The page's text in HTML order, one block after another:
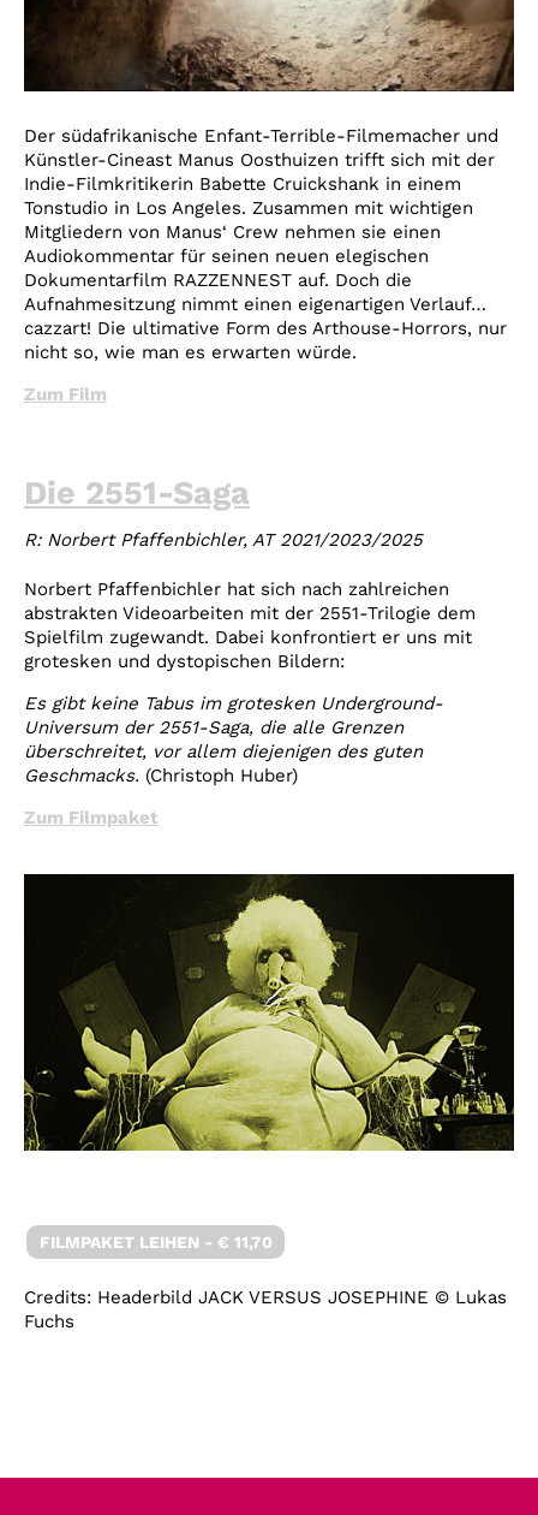
Der südafrikanische Enfant-Terrible-Filmemacher und
Künstler-Cineast Manus Oosthuizen trifft sich mit der
Indie-Filmkritikerin Babette Cruickshank in einem
Tonstudio in Los Angeles. Zusammen mit wichtigen
Mitgliedern von Manus‘ Crew nehmen sie einen
Audiokommentar für seinen neuen elegischen
Dokumentarfilm RAZZENNEST auf. Doch die
Aufnahmesitzung nimmt einen eigenartigen Verlauf…
cazzart! Die ultimative Form des Arthouse-Horrors, nur
nicht so, wie man es erwarten würde.
Zum Film
Die 2551-Saga
R: Norbert Pfaffenbichler, AT 2021/2023/2025
Norbert Pfaffenbichler hat sich nach zahlreichen
abstrakten Videoarbeiten mit der 2551-Trilogie dem
Spielfilm zugewandt. Dabei konfrontiert er uns mit
grotesken und dystopischen Bildern:
Es gibt keine Tabus im grotesken Underground-
Universum der 2551-Saga, die alle Grenzen
überschreitet, vor allem diejenigen des guten
Geschmacks. (Christoph Huber)
Zum Filmpaket
FILMPAKET LEIHEN - € 11,70
Credits: Headerbild JACK VERSUS JOSEPHINE © Lukas
Fuchs